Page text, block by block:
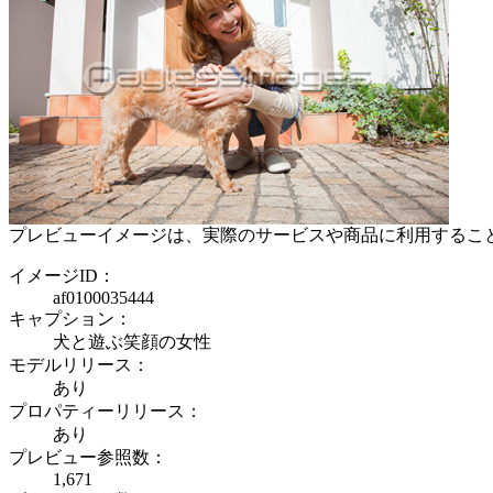
プレビューイメージは、実際のサービスや商品に利用するこ
イメージID：
af0100035444
キャプション：
犬と遊ぶ笑顔の女性
モデルリリース：
あり
プロパティーリリース：
あり
プレビュー参照数：
1,671